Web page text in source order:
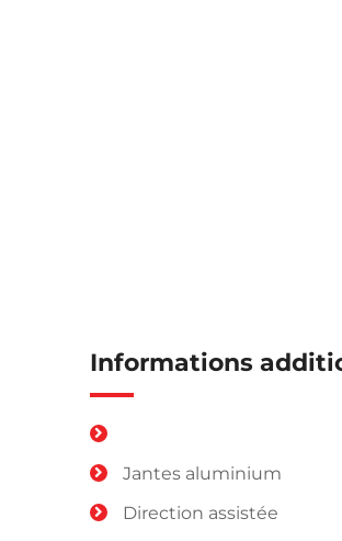
Informations
Jantes aluminium
Direction assistée